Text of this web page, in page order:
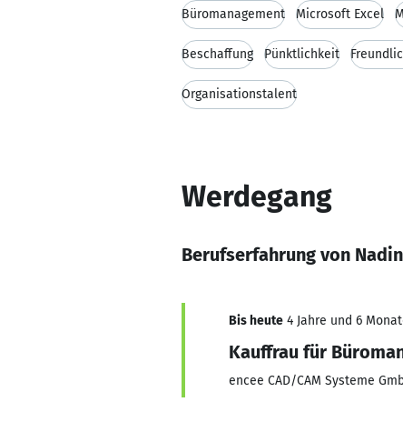
Büromanagement Microsoft Excel
Beschaffung Pünktlichkeit
Organisationstalent
Werdegang
Berufserfahrung von
Bis heute 4 Jahre und 6
Kauffrau für
encee CAD/CAM Systeme